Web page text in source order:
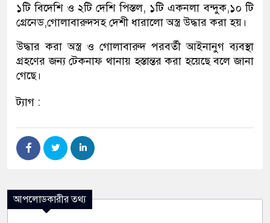
১টি বিদেশি ও ২টি দেশি পিস্তল, ১টি একনলা বন্দুক,১০ টি
গ্রেনেড,গোলাবারুদসহ দেশী ধারালো অস্ত্র উদ্ধার করা হয়।
উদ্ধার করা অস্ত্র ও গোলাবারুদ পরবর্তী আইনানুগ ব্যবস্থা
গ্রহণের জন্য টেকনাফ থানায় হস্তান্তর করা হয়েছে বলে জানা
গেছে।
ট্যাগ :
আপলোডকারীর তথ্য